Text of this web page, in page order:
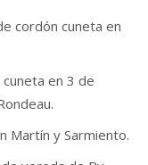
cordón cuneta en
en 3 de
Martín y Sarmiento.